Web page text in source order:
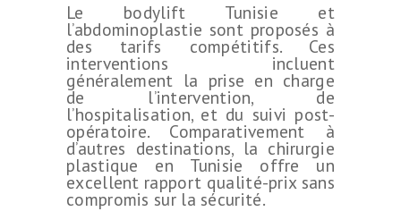
Le bodylift Tunisie et
l’abdominoplastie sont proposés à
des tarifs compétitifs. Ces
interventions incluent
généralement la prise en charge
de l’intervention, de
l’hospitalisation, et du suivi post-
opératoire. Comparativement à
d’autres destinations, la chirurgie
plastique en Tunisie offre un
excellent rapport qualité-prix sans
compromis sur la sécurité.